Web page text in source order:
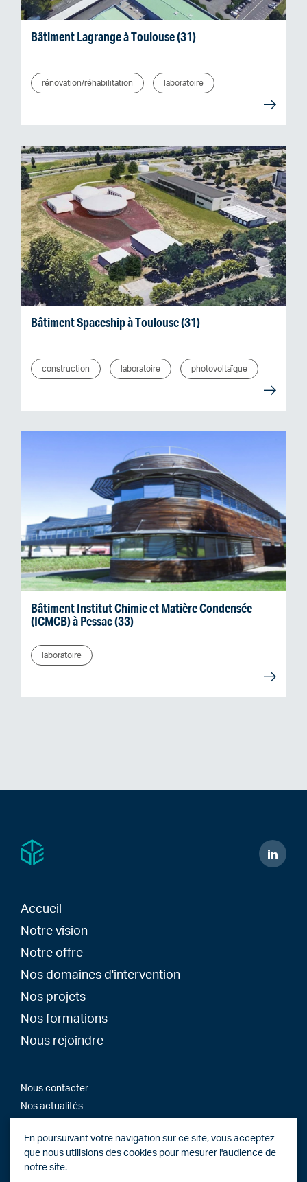
Bâtiment Lagrange à Toulouse (31)
rénovation/réhabilitation laboratoire
Bâtiment Spaceship à Toulouse (31)
construction laboratoire photovoltaïque
Bâtiment Institut Chimie et Matière Condensée
(ICMCB) à Pessac (33)
laboratoire
Accueil
Notre vision
Notre offre
Nos domaines d'intervention
Nos projets
Nos formations
Nous rejoindre
Nous contacter
Nos actualités
Copyright 2026 © OTCE Groupe - Tous droits réservés
Mentions légales
En poursuivant votre navigation sur ce site, vous acceptez
que nous utilisions des cookies pour mesurer l'audience de
notre site.